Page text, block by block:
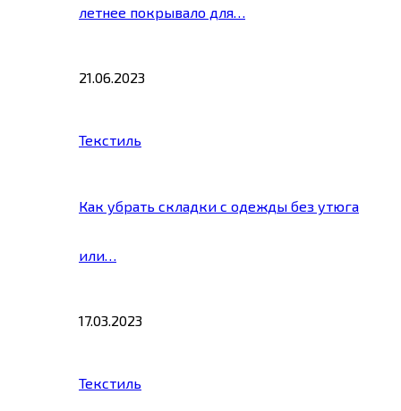
летнее покрывало для…
21.06.2023
Текстиль
Как убрать складки с одежды без утюга
или…
17.03.2023
Текстиль